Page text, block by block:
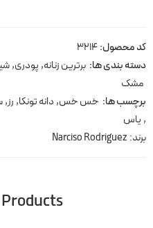
کد محصول:3214
دسته بندی ها: برترین زنانه, پودری,
مشک
برچسب ها: خس خس, دانه تونکا, رز,
, یاس
برند: Narciso Rodriguez